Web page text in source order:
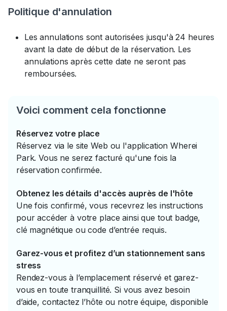
Politique d'annulation
Les annulations sont autorisées jusqu'à 24 heures
avant la date de début de la réservation. Les
annulations après cette date ne seront pas
remboursées.
Voici comment cela fonctionne
Réservez votre place
Réservez via le site Web ou l'application Wherei
Park. Vous ne serez facturé qu'une fois la
réservation confirmée.
Obtenez les détails d'accès auprès de l'hôte
Une fois confirmé, vous recevrez les instructions
pour accéder à votre place ainsi que tout badge,
clé magnétique ou code d’entrée requis.
Garez-vous et profitez d’un stationnement sans
stress
Rendez-vous à l’emplacement réservé et garez-
vous en toute tranquillité. Si vous avez besoin
d’aide, contactez l’hôte ou notre équipe, disponible